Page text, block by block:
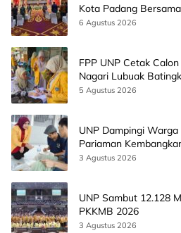
Kota Padang
CEO EMGS Malaysia
6 Agustus 2026
FPP UNP Cetak
Nagari Lubuak
5 Agustus 2026
UNP Dampingi
Pariaman
AI
3 Agustus 2026
UNP Sambut 12.128
PKKMB 2026
3 Agustus 2026